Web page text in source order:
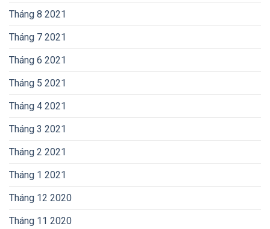
Tháng 8 2021
Tháng 7 2021
Tháng 6 2021
Tháng 5 2021
Tháng 4 2021
Tháng 3 2021
Tháng 2 2021
Tháng 1 2021
Tháng 12 2020
Tháng 11 2020